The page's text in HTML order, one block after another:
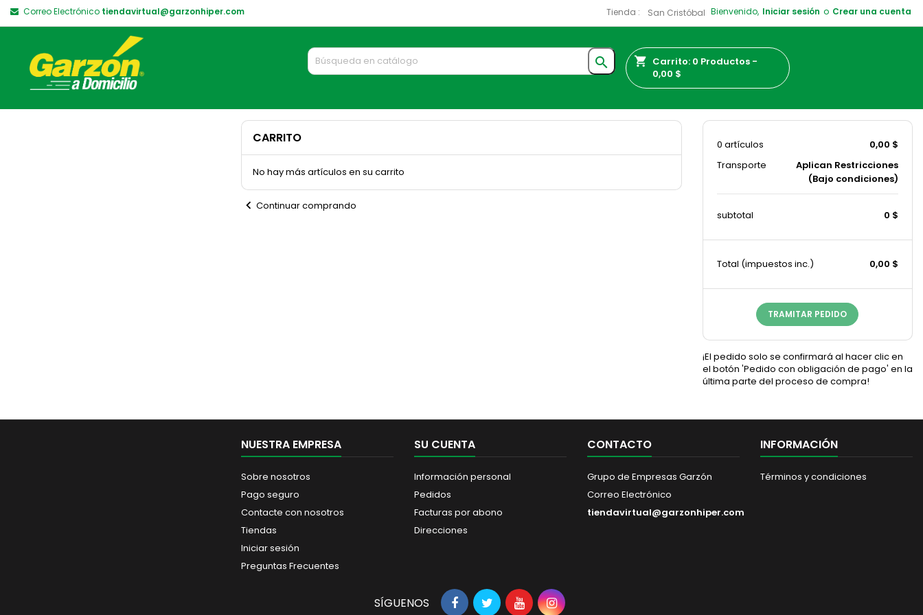
Correo Electrónico tiendavirtual@garzonhiper.com Bienvenido, Iniciar sesión o Crear una cuenta
Tienda :
 shopping_cart Carrito: 0 Productos -
0,00 $
CARRITO
No hay más artículos en su carrito
chevron_left Continuar comprando
0 artículos
0,00 $
Transporte
Aplican Restricciones
(Bajo condiciones)
subtotal 0 $
Total (impuestos inc.) 0,00 $
TRAMITAR PEDIDO
¡El pedido solo se confirmará al hacer clic en
el botón 'Pedido con obligación de pago' en la
última parte del proceso de compra!
NUESTRA EMPRESA
Sobre nosotros
Pago seguro
Contacte con nosotros
Tiendas
Iniciar sesión
Preguntas Frecuentes
SU CUENTA
Información personal
Pedidos
Facturas por abono
Direcciones
CONTACTO
Grupo de Empresas Garzón
Correo Electrónico
tiendavirtual@garzonhiper.com
INFORMACIÓN
Términos y condiciones
SÍGUENOS